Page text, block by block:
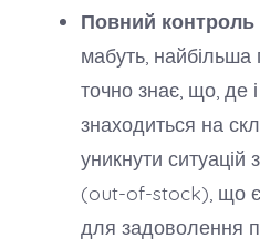
Повний контроль
мабуть, найбільша
точно знає, що, де і
знаходиться на
уникнути ситуацій
(out-of-stock), що
для задоволення